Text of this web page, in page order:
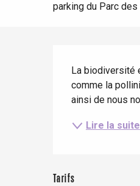
Tout l'agenda
Avec les
Entre amis
Lieux
Séjours en
Séjours à vélo
parking du Parc
La biodiversité
comme la
ainsi de nous
Lire la suite
Tarifs